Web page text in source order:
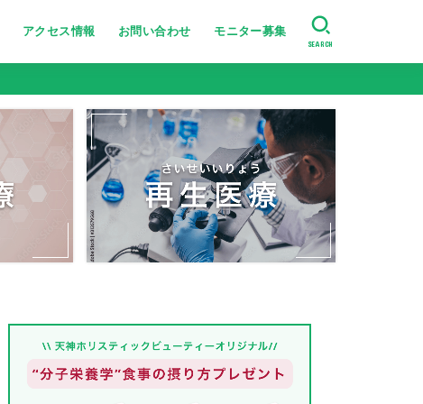
アクセス情報 お問い合わせ モニター募集
美肌・肌のハリ艶
たるみ・シワ改善
ニキビ跡・小じわ改善
肌の引き締め
ニキビ・シミ・肝斑改善
SEARCH